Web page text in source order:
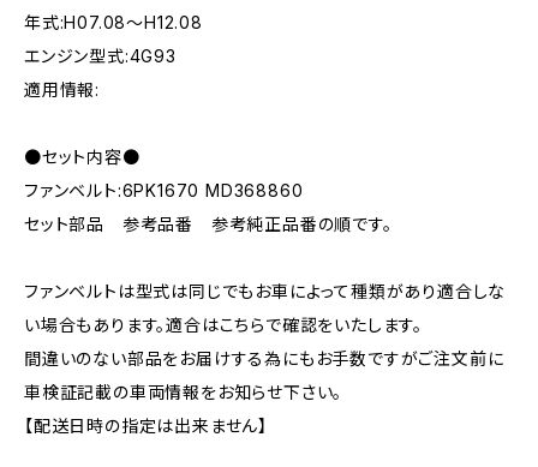
年式:H07.08～H12.08
エンジン型式:4G93
適用情報:
●セット内容●
ファンベルト:6PK1670 MD368860
セット部品 参考品番 参考純正品番の順です。
ファンベルトは型式は同じでもお車によって種類があり適合しな
い場合もあります。適合はこちらで確認をいたします。
間違いのない部品をお届けする為にもお手数ですがご注文前に
車検証記載の車両情報をお知らせ下さい。
【配送日時の指定は出来ません】